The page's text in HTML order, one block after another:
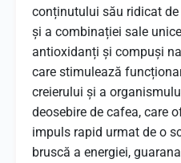
conținutului său ridicat
și a combinației sale
antioxidanți și compuși
care stimulează
creierului și a
deosebire de cafea, care
impuls rapid urmat de o
bruscă a energiei, guarana